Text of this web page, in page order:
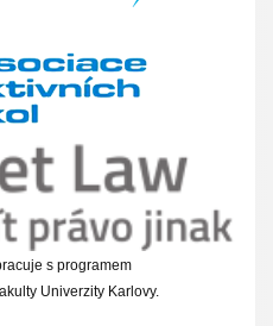
s programem
Univerzity Karlovy.